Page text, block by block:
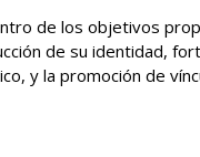
de los objetivos
de su identidad,
y la promoción de